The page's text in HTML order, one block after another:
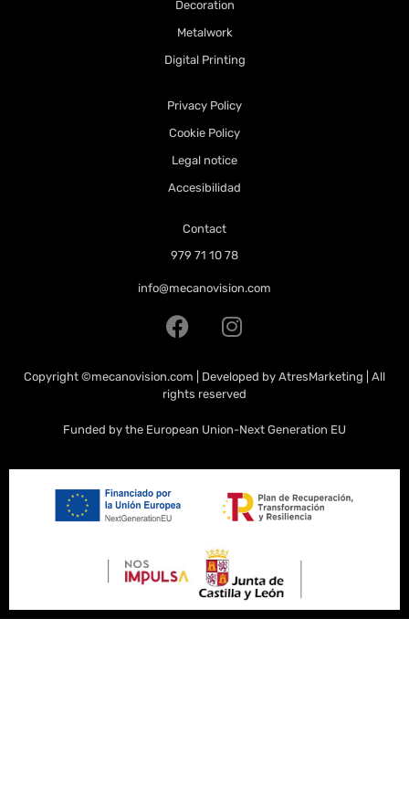
Decoration
Metalwork
Digital Printing
Privacy Policy
Cookie Policy
Legal notice
Accesibilidad
Contact
979 71 10 78
info@mecanovision.com
Copyright ©mecanovision.com | Developed by AtresMarketing | All
rights reserved
Funded by the European Union-Next Generation EU